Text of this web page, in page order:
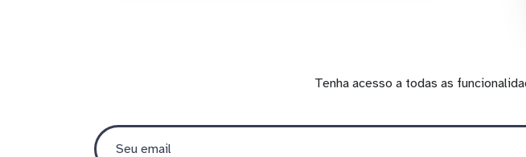
Tenha acesso a todas as